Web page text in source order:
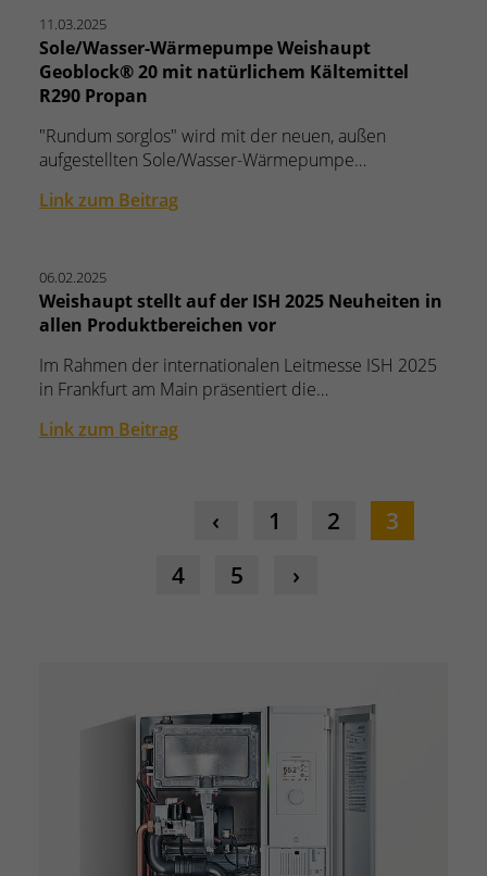
11.03.2025
Sole/Wasser-Wärmepumpe Weishaupt
Geoblock® 20 mit natürlichem Kältemittel
R290 Propan
"Rundum sorglos" wird mit der neuen, außen
aufgestellten Sole/Wasser-Wärmepumpe…
Link zum Beitrag
06.02.2025
Weishaupt stellt auf der ISH 2025 Neuheiten in
allen Produktbereichen vor
Im Rahmen der internationalen Leitmesse ISH 2025
in Frankfurt am Main präsentiert die…
Link zum Beitrag
1 2
3
4
5